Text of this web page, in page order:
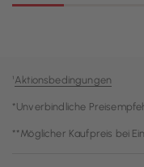
¹Aktionsbedingungen
*Unverbindliche
**Möglicher Kaufpreis bei